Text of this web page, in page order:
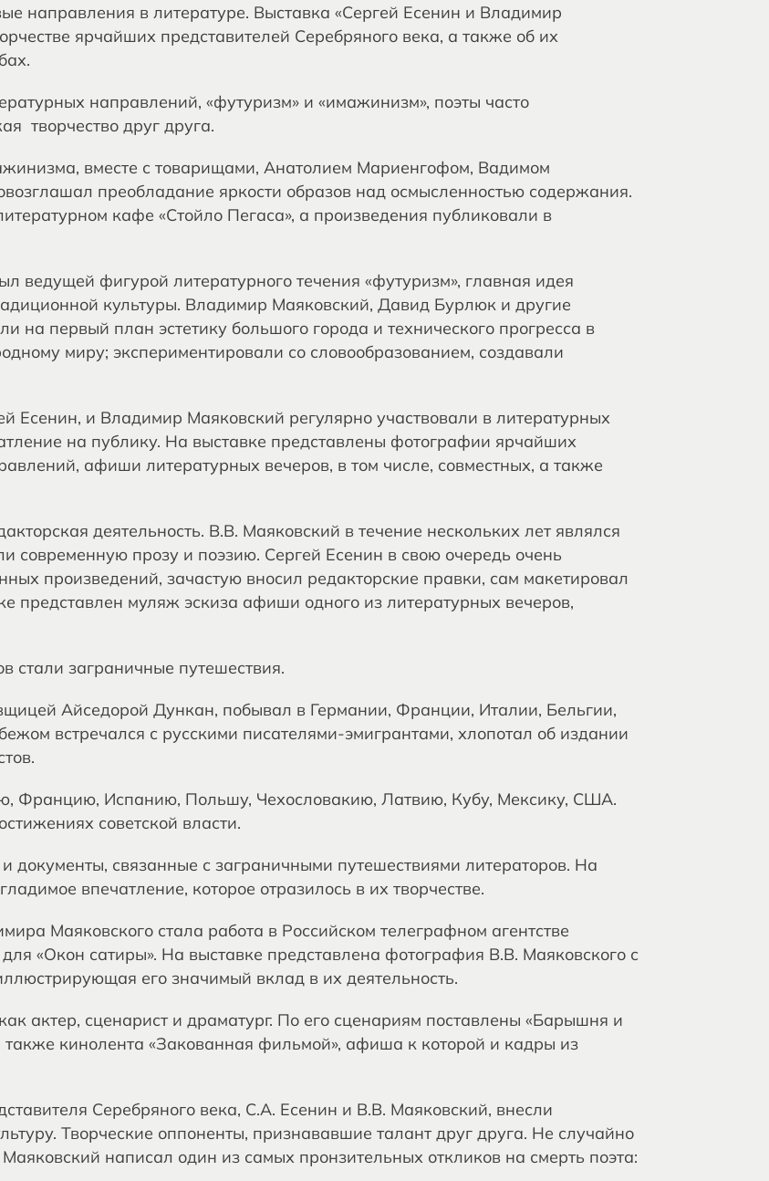
направления в литературе. Выставка «Сергей Есенин и Владимир
ярчайших представителей Серебряного века, а также об их
направлений, «футуризм» и «имажинизм», поэты часто
творчество друг друга.
вместе с товарищами, Анатолием Мариенгофом, Вадимом
преобладание яркости образов над осмысленностью содержания.
кафе «Стойло Пегаса», а произведения публиковали в
ведущей фигурой литературного течения «футуризм», главная идея
культуры. Владимир Маяковский, Давид Бурлюк и другие
на первый план эстетику большого города и технического прогресса в
миру; экспериментировали со словообразованием, создавали
Есенин, и Владимир Маяковский регулярно участвовали в литературных
на публику. На выставке представлены фотографии ярчайших
афиши литературных вечеров, в том числе, совместных, а также
деятельность. В.В. Маяковский в течение нескольких лет являлся
современную прозу и поэзию. Сергей Есенин в свою очередь очень
произведений, зачастую вносил редакторские правки, сам макетировал
представлен муляж эскиза афиши одного из литературных вечеров,
стали заграничные путешествия.
Айседорой Дункан, побывал в Германии, Франции, Италии, Бельгии,
встречался с русскими писателями-эмигрантами, хлопотал об издании
Францию, Испанию, Польшу, Чехословакию, Латвию, Кубу, Мексику, США.
советской власти.
документы, связанные с заграничными путешествиями литераторов. На
впечатление, которое отразилось в их творчестве.
Маяковского стала работа в Российском телеграфном агентстве
«Окон сатиры». На выставке представлена фотография В.В. Маяковского с
его значимый вклад в их деятельность.
актер, сценарист и драматург. По его сценариям поставлены «Барышня и
также кинолента «Закованная фильмой», афиша к которой и кадры из
Серебряного века, С.А. Есенин и В.В. Маяковский, внесли
Творческие оппоненты, признававшие талант друг друга. Не случайно
написал один из самых пронзительных откликов на смерть поэта: